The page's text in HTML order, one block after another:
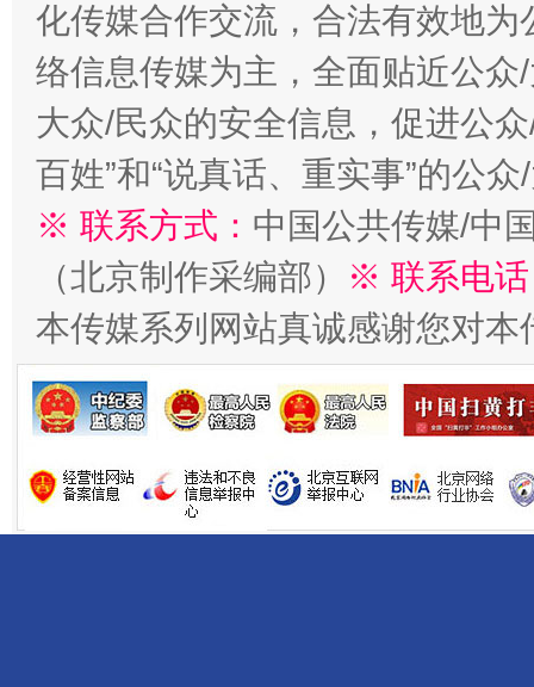
揭开“小金库”的免责幌子
化传媒合作交流，合法有效地
络信息传媒为主，全面贴近公
大众/民众的安全信息，促进公
百姓”和“说真话、重实事”的公
※ 联系方式： 中国公共传媒/中
（北京制作采编部）
※ 联系电
本传媒系列网站真诚感谢您对